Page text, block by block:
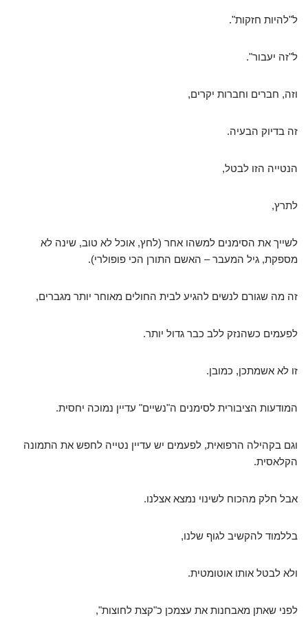
ל"להיות חזקות".
ל"זה יעבור".
וזה, חברים וחברות יקרים,
זה בדיוק הבעיה.
הנטייה הזו לבטל,
לתרץ,
לשייך את הסימנים למשהו אחר (לחץ, אוכל לא טוב, שינה לא
מספקת, גיל המעבר – האשם התורן הכי פופולרי).
זה מה שגורם לנשים להגיע לבית החולים מאוחר יותר מגברים,
לפעמים כשהנזק ללב כבר גדול יותר.
זו לא אשמתכן, כמובן.
המודעות הציבורית לסימנים ה"נשיים" עדיין נמוכה יחסית.
וגם בקהילה הרפואית, לפעמים יש עדיין נטייה לחפש את התמונה
הקלאסית.
אבל חלק מהכוח לשינוי נמצא אצלנו.
בללמוד להקשיב לגוף שלנו,
ולא לבטל אותו אוטומטית.
לפני שאתן מאבחנות את עצמכן כ"קצת לחוצות",